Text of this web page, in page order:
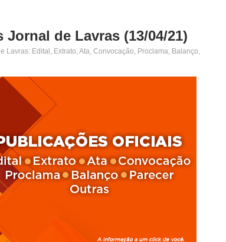
de Lavras (13/04/21)
Lavras: Edital, Extrato, Ata, Convocação, Proclama, Balanço,